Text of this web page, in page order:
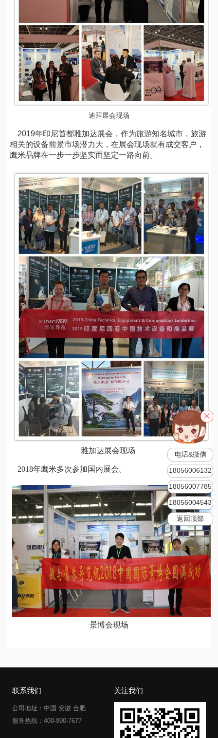
迪拜展会现场
2019年印尼首都雅加达展会，作为旅游知名城市，旅游
相关的设备前景市场潜力大，在展会现场就有成交客户，
鹰米品牌在一步一步坚实而坚定一路向前。
雅加达展会现场
2018年鹰米多次参加国内展会。
景博会现场
联系我们
公司地址：中国.安徽.合肥
服务热线：400-990-7677
关注我们
电话&微信
18056006132
18056007785
18056004543
返回顶部